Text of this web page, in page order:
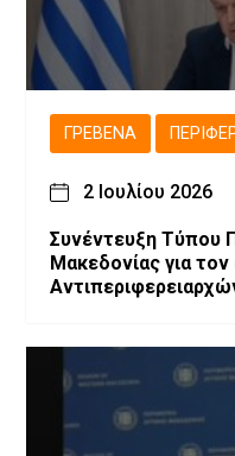
ΓΡΕΒΕΝΆ
2 Ιουλίου 2026
Συνέντευξη Τύπου
Μακεδονίας για